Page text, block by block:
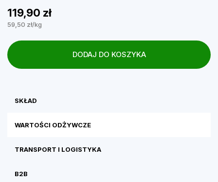
119,90 zł
59,50 zł/kg
DODAJ DO KOSZYKA
SKŁAD
WARTOŚCI ODŻYWCZE
TRANSPORT I LOGISTYKA
B2B